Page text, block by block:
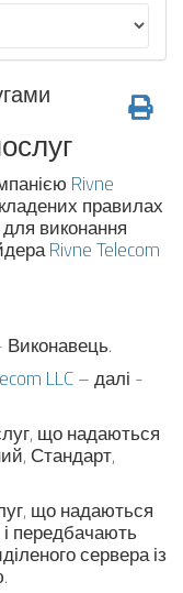
Rivne
правилах
виконання
Rivne Telecom
Виконавець.
LLC– далі -
що надаються
Стандарт,
що надаються
передбачають
сервера із